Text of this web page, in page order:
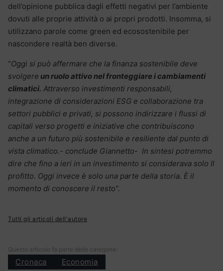
dell’opinione pubblica dagli effetti negativi per l’ambiente
dovuti alle proprie attività o ai propri prodotti. Insomma, si
utilizzano parole come green ed ecosostenibile per
nascondere realtà ben diverse.
“Oggi si può affermare che la finanza sostenibile deve
svolgere un ruolo attivo nel fronteggiare i cambiamenti
climatici. Attraverso investimenti responsabili,
integrazione di considerazioni ESG e collaborazione tra
settori pubblici e privati, si possono indirizzare i flussi di
capitali verso progetti e iniziative che contribuiscono
anche a un futuro più sostenibile e resiliente dal punto di
vista climatico.- conclude Giannetto- In sintesi potremmo
dire che fino a ieri in un investimento si considerava solo Il
profitto. Oggi invece è solo una parte della storia. È il
momento di conoscere il resto”.
Tutti gli articoli dell'autore
Questo articolo fa parte delle categorie:
Cronaca Economia